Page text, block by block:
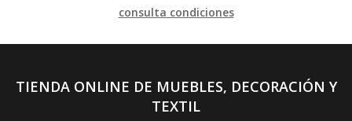
consulta condiciones
TIENDA ONLINE DE MUEBLES, DECORACIÓN Y
TEXTIL